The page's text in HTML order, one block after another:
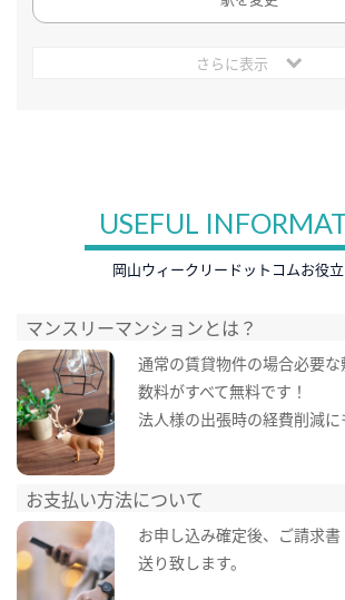
さらに表示
USEFUL
岡山ウィークリードットコムお役
マンスリーマンションとは？
通常の賃貸物件の場合必要
数料がすべて無料です！
法人様の出張時の経費削減に
お支払い方法について
お申し込み確定後、ご請求
送り致します。